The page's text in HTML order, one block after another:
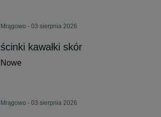
Mrągowo - 03 sierpnia 2026
ścinki kawałki skór
Nowe
Mrągowo - 03 sierpnia 2026